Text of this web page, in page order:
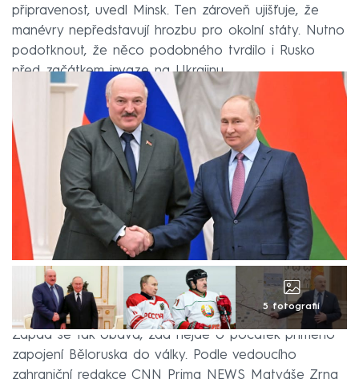
připravenost, uvedl Minsk. Ten zároveň ujišťuje, že
manévry nepředstavují hrozbu pro okolní státy. Nutno
podotknout, že něco podobného tvrdilo i Rusko
před začátkem invaze na Ukrajinu.
5 fotografií
Západ se tak obává, zda nejde o počátek přímého
zapojení Běloruska do války. Podle vedoucího
zahraniční redakce CNN Prima NEWS Matyáše Zrna